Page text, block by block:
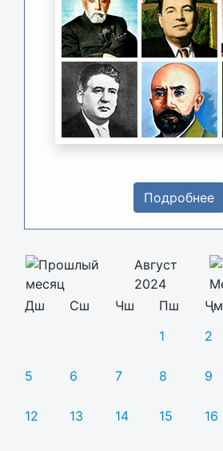
Подробнее
Август
2024
Дш
Сш Чш Пш Ҷм
1
2
5 6 7 8 9
12 13 14 15 16